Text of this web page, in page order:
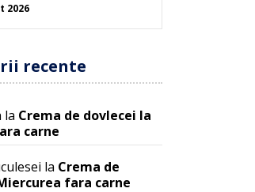
2026
recente
la Crema de dovlecei la
carne
la Crema de
fara carne